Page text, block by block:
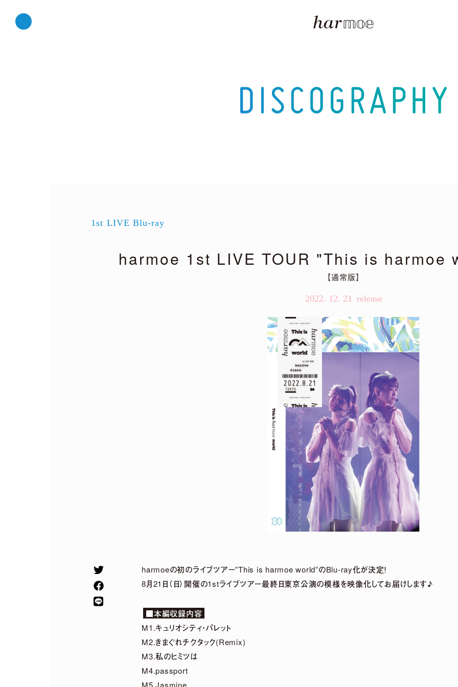
It's a parallel world
harmoe Remix EP 2026年4月22日（水）発売決定！
M1.「旅しよ！don’t you？」（Tomggg Remix）
M2.「ふたりピノキオ」（yuigot Remix）
M4.「HyperLoveSong」（KOTONOHOUSE Remix）
DETAIL
2026. 07. 29
5th Anniversary LIVE「harmoe Ranking!!」＆ canvas session
Special〜 グッズ事後通販 決定！
1st LIVE Blu-ray
harmoe 1st LIVE TOUR "This is harmoe
【通常版】
2022. 12. 21
harmoeの初のライブツアー”This is harmoe world”のBlu-ray化が決定！
8月21日（日）開催の1stライブツアー最終日東京公演の模様を映像化してお届けします♪
■本編収録内容
M1.キュリオシティ・パレット
M2.きまぐれチクタック(Remix)
M3.私のヒミツは
M4.passport
M5.Jasmine